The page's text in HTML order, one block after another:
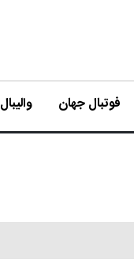
فوتبال جهان والیبال